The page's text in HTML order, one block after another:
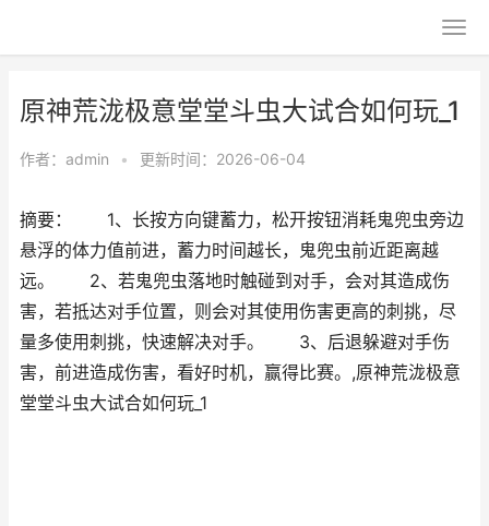
原神荒泷极意堂堂斗虫大试合如何玩_1
作者： admin • 更新时间：2026-06-04
摘要： 1、长按方向键蓄力，松开按钮消耗鬼兜虫旁边
悬浮的体力值前进，蓄力时间越长，鬼兜虫前近距离越
远。 2、若鬼兜虫落地时触碰到对手，会对其造成伤
害，若抵达对手位置，则会对其使用伤害更高的刺挑，尽
量多使用刺挑，快速解决对手。 3、后退躲避对手伤
害，前进造成伤害，看好时机，赢得比赛。,原神荒泷极意
堂堂斗虫大试合如何玩_1